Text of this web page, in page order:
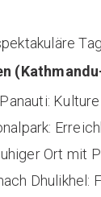
Ort mit
Dhulikhel: